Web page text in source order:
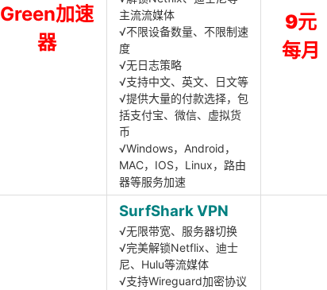
Green加速
器
主流流媒体
√不限设备数量、不限制速
度
√无日志策略
√支持中文、英文、日文等
√提供大量的付款选择，包
括支付宝、微信、虚拟货
币
√Windows，Android，
MAC，IOS，Linux，路由
器等服务加速
9元
每月
SurfShark VPN
√无限带宽、服务器切换
√完美解锁Netflix、迪士
尼、Hulu等流媒体
√支持Wireguard加密协议